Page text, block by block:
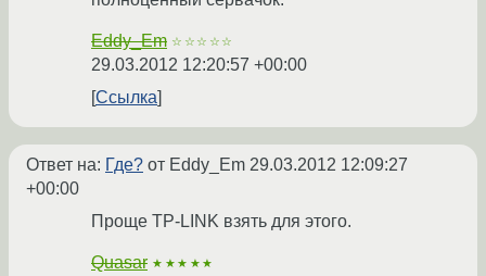
Eddy_Em ☆☆☆☆☆
29.03.2012 12:20:57 +00:00
Ссылка
Ответ на: Где? от Eddy_Em 29.03.2012 12:09:27
+00:00
Проще TP-LINK взять для этого.
Quasar ★★★★★